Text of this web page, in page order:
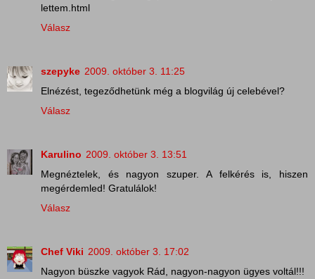
lettem.html
Válasz
szepyke 2009. október 3. 11:25
Elnézést, tegeződhetünk még a blogvilág új celebével?
Válasz
Karulino 2009. október 3. 13:51
Megnéztelek, és nagyon szuper. A felkérés is, hiszen
megérdemled! Gratulálok!
Válasz
Chef Viki 2009. október 3. 17:02
Nagyon büszke vagyok Rád, nagyon-nagyon ügyes voltál!!!